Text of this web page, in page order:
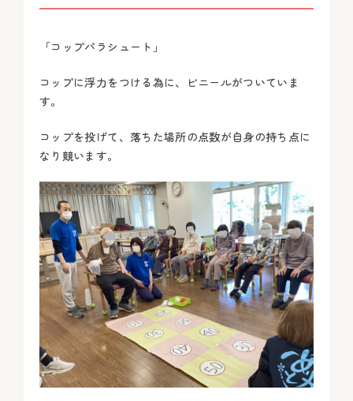
「コップパラシュート」
コップに浮力をつける為に、ビニールがついていま
す。
コップを投げて、落ちた場所の点数が自身の持ち点に
なり競います。